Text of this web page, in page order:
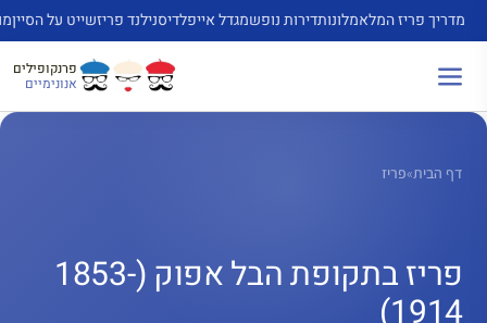
לדלג
לתוכן
מדריך פריז המלאמלונותדירות נופשמגדל אייפלדיסנילנד פריזשייט על הסיין
פרנקופילים
אנונימיים
דף הבית»פריז
פריז בתקופת הבל אפוק (1853-
1914)